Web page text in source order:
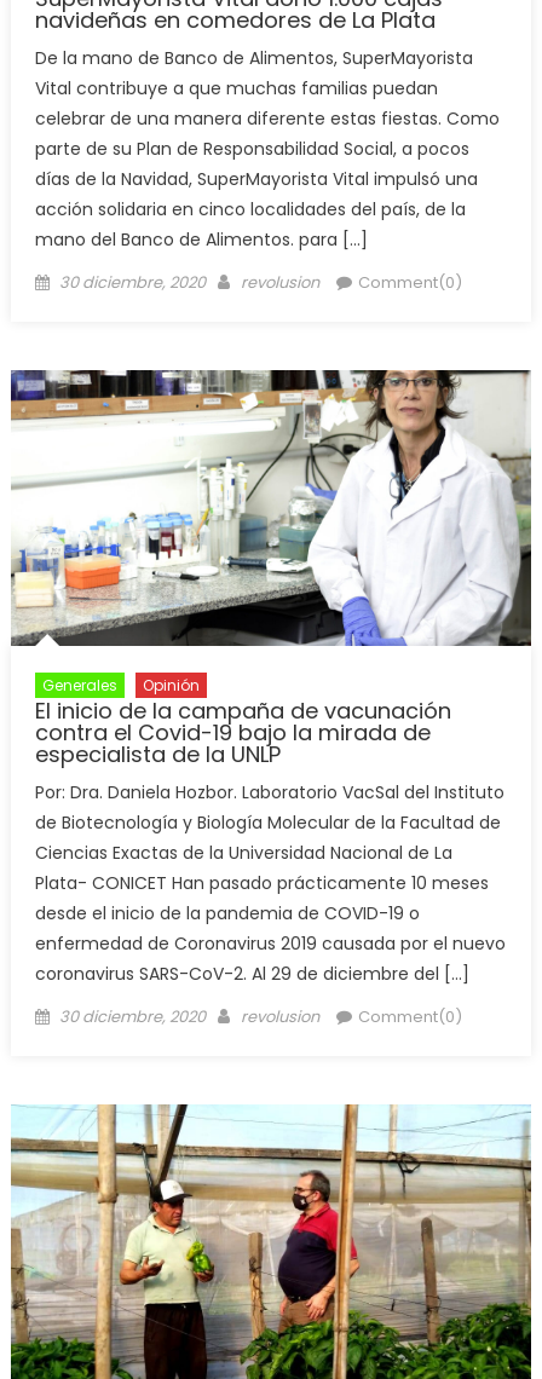
navideñas en comedores de La Plata
De la mano de Banco de Alimentos, SuperMayorista
Vital contribuye a que muchas familias puedan
celebrar de una manera diferente estas fiestas. Como
parte de su Plan de Responsabilidad Social, a pocos
días de la Navidad, SuperMayorista Vital impulsó una
acción solidaria en cinco localidades del país, de la
mano del Banco de Alimentos. para […]
30 diciembre, 2020 revolusion Comment(0)
Generales Opinión
El inicio de la campaña de vacunación
contra el Covid-19 bajo la mirada de
especialista de la UNLP
Por: Dra. Daniela Hozbor. Laboratorio VacSal del Instituto
de Biotecnología y Biología Molecular de la Facultad de
Ciencias Exactas de la Universidad Nacional de La
Plata- CONICET Han pasado prácticamente 10 meses
desde el inicio de la pandemia de COVID-19 o
enfermedad de Coronavirus 2019 causada por el nuevo
coronavirus SARS-CoV-2. Al 29 de diciembre del […]
30 diciembre, 2020 revolusion Comment(0)